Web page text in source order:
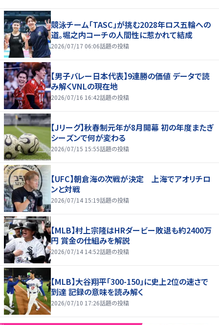
競泳チーム「TASC」が挑む2028年ロス五輪への
道。堀之内コーチの人間性に惹かれて結成
2026/07/17 06:06話題の投稿
【男子バレー日本代表】9連勝の価値 データで読
み解くVNLの現在地
2026/07/16 16:42話題の投稿
【Jリーグ】秋春制元年が8月開幕 初の年度またぎ
シーズンで何が変わる
2026/07/15 15:55話題の投稿
【UFC】朝倉海の次戦が決定 上海でアオリチロ
ンと対戦
2026/07/14 15:19話題の投稿
【MLB】村上宗隆はHRダービー敗退も約2400万
円 賞金の仕組みを解説
2026/07/14 14:52話題の投稿
【MLB】大谷翔平「300-150」に史上2位の速さで
到達 記録の意味を読み解く
2026/07/10 17:26話題の投稿